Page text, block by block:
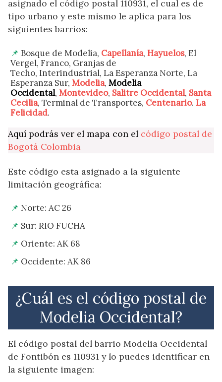
asignado el código postal 110931, el cual es de
tipo urbano y este mismo le aplica para los
siguientes barrios:
Bosque de Modelia, Capellanía, Hayuelos, El
Vergel, Franco, Granjas de
Techo, Interindustrial, La Esperanza Norte, La
Esperanza Sur, Modelia, Modelia
Occidental, Montevideo, Salitre Occidental, Santa
Cecilia, Terminal de Transportes, Centenario. La
Felicidad.
Aquí podrás ver el mapa con el código postal de
Bogotá Colombia
Este código esta asignado a la siguiente
limitación geográfica:
Norte: AC 26
Sur: RIO FUCHA
Oriente: AK 68
Occidente: AK 86
¿Cuál es el código postal de
Modelia Occidental?
El código postal del barrio Modelia Occidental
de Fontibón es 110931 y lo puedes identificar en
la siguiente imagen: